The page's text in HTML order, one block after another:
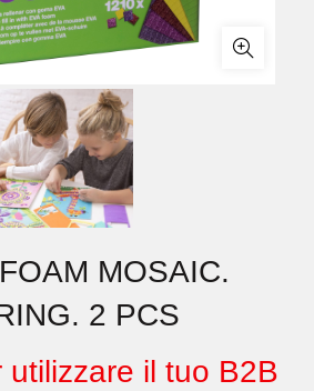
MOSAIC.
2 PCS
utilizzare il tuo B2B